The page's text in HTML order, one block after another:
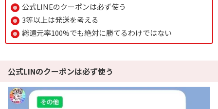
公式LINEのクーポンは必ず使う
3等以上は発送を考える
総還元率100%でも絶対に勝てるわけではない
公式LINのクーポンは必ず使う